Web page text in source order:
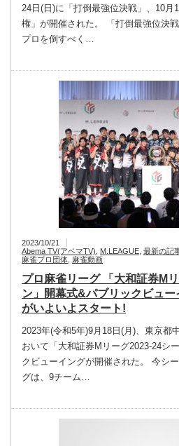
24日(日)に「打倒最強位決戦」、10月
権」が開催された。 「打倒最強位決
プロを倒すべく…
2023/10/21
Abema TV(アベマTV)
M.LEAGUE 最新の記
麻雀プロ団体 麻雀動画
プロ麻雀リーグ 「大和証券M
ン」開幕式&パブリックビュ
がいよいよスタート!
2023年(令和5年)9月18日(月)、東京都
おいて「大和証券Mリーグ2023‐24シ
クビューイングが開催された。 今シ
グは、9チーム…